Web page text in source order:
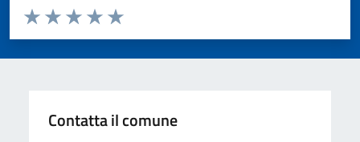
Valuta da 1 a 5 stelle la pagina
Valuta 5 stelle su 5
Valuta 4 stelle su 5
Valuta 3 stelle su 5
Valuta 2 stelle su 5
Valuta 1 stelle su 5
Contatta il comune